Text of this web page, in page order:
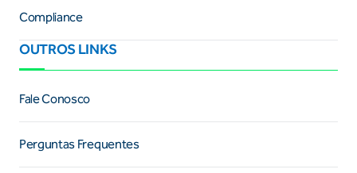
Compliance
OUTROS LINKS
Fale Conosco
Perguntas Frequentes